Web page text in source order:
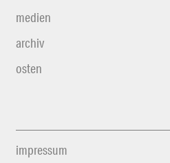
medien
archiv
osten
impressum